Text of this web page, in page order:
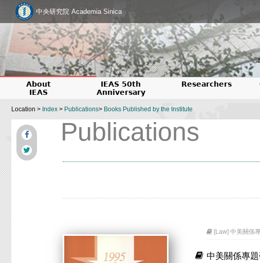
中央研究院 Academia Sinica
About
IEAS
IEAS 50th
Anniversary
Researchers
Location >Index>Publications>Books Published by the Institute
Publications
[Law] 中美關係
中美關係專